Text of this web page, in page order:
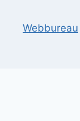
Webbureau